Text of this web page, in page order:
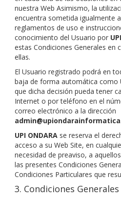
nuestra Web Asimismo, la
encuentra sometida igualmente
reglamentos de uso e
conocimiento del Usuario por
estas Condiciones Generales en
ellas.
El Usuario registrado podrá en
baja de forma automática como
que dicha decisión pueda tener
Internet o por teléfono en el
correo electrónico a la dirección
UPI ONDARA se reserva el
acceso a su Web Site, en
necesidad de preaviso, a
las presentes Condiciones
Condiciones Particulares que
3. Condiciones Generales